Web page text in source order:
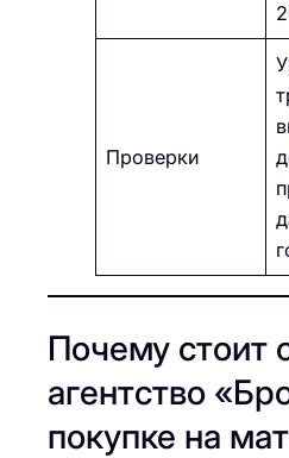
Проверки
Почему стоит
агентство
покупке на